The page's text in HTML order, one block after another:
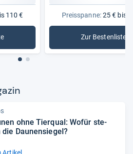
110 € Preisspanne:25 € bis
Zur Bestenliste
: Beurer
ohne Tier­qual: Wofür ste­
die Dau­nen­sie­gel?